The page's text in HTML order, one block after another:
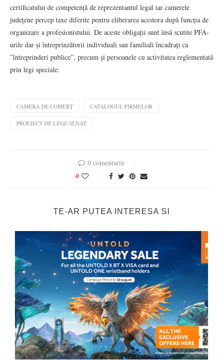
certificatului de competență de reprezentantul legal iar camerele
județene percep taxe diferite pentru eliberarea acestora după funcția de
organizare a profesionistului. De aceste obligații sunt însă scutite PFA-
urile dar și întreprinzătorii individuali sau familiali încadrați ca
”întreprinderi publice”, precum și persoanele cu activitatea reglementată
prin legi speciale.
CAMERA DE COMERȚ CATALOGUL FIRMELOR
PROEIECT DE LEGE SENAT
0 comentariu
0
TE-AR PUTEA INTERESA SI